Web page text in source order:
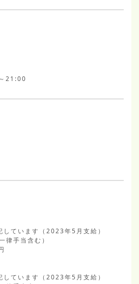
21:00
ています（2023年5月支給）
手当含む）
ています（2023年5月支給）